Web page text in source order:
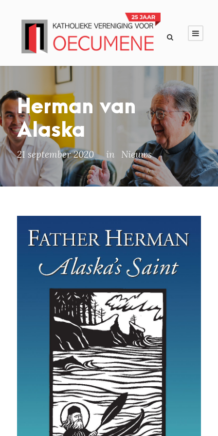
Herman van
Alaska
21 september 2020 in Nieuws